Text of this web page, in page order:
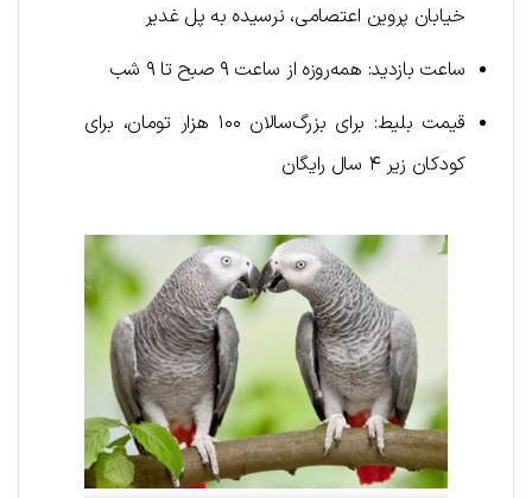
خیابان پروین اعتصامی، نرسیده به پل غدیر
ساعت بازدید: همه‌روزه از ساعت ۹ صبح تا ۹ شب
قیمت بلیط: برای بزرگ‌سالان ۱۰۰ هزار تومان، برای
کودکان زیر ۴ سال رایگان